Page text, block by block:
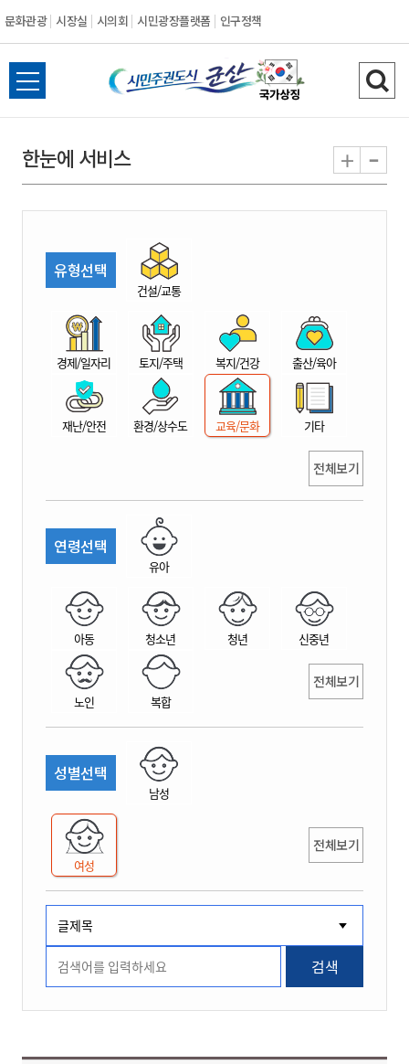
문화관광 시장실 시의회 시민광장플랫폼 인구정책
시
민
권
시
산
전
체
뉴
열
검
색
기
한눈에 서비스 + -
유형선택
건설/교통
경제/일자리 토지/주택 복지/건강 출산/육아
재난/안전 환경/상수도 교육/문화 기타
전체보기
연령선택
유아
아동 청소년 청년 신중년
노인 복합
전체보기
성별선택
남성
여성
전체보기
검색